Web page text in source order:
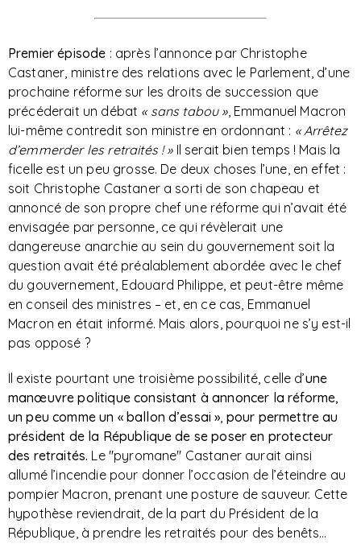
Premier épisode : après l’annonce par Christophe
Castaner, ministre des relations avec le Parlement, d’une
prochaine réforme sur les droits de succession que
précéderait un débat « sans tabou », Emmanuel Macron
lui-même contredit son ministre en ordonnant : « Arrêtez
d’emmerder les retraités ! »Il serait bien temps ! Mais la
ficelle est un peu grosse. De deux choses l’une, en effet :
soit Christophe Castaner a sorti de son chapeau et
annoncé de son propre chef une réforme qui n’avait été
envisagée par personne, ce qui révèlerait une
dangereuse anarchie au sein du gouvernement soit la
question avait été préalablement abordée avec le chef
du gouvernement, Edouard Philippe, et peut-être même
en conseil des ministres – et, en ce cas, Emmanuel
Macron en était informé. Mais alors, pourquoi ne s’y est-il
pas opposé ?
Il existe pourtant une troisième possibilité, celle d’une
manœuvre politique consistant à annoncer la réforme,
un peu comme un « ballon d’essai », pour permettre au
président de la République de se poser en protecteur
des retraités. Le "pyromane" Castaner aurait ainsi
allumé l’incendie pour donner l’occasion de l’éteindre au
pompier Macron, prenant une posture de sauveur. Cette
hypothèse reviendrait, de la part du Président de la
République, à prendre les retraités pour des benêts…